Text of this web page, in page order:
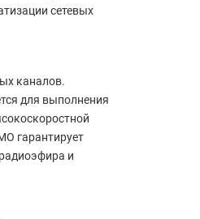
сетевых
каналов.
для выполнения
гарантирует
и